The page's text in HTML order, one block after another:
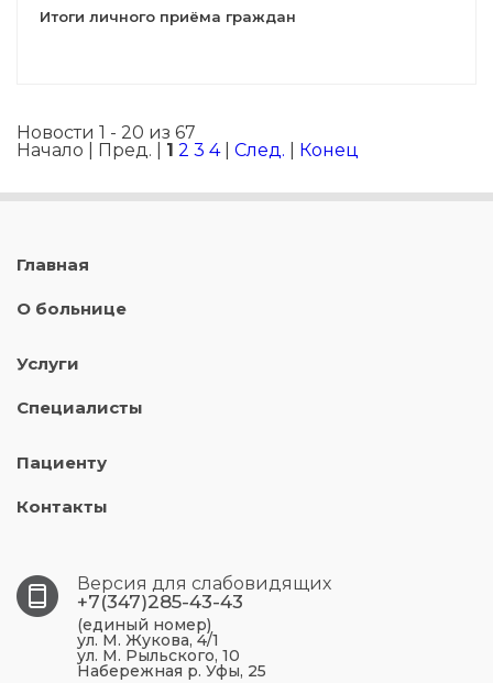
Итоги личного приёма граждан
Новости 1 - 20 из 67
Начало | Пред. | 1 2 3 4| След. Конец
Главная
О больнице
Услуги
Специалисты
Пациенту
Контакты
Версия для слабовидящих
+7(347)285-43-43
(единый номер)
ул. М. Жукова, 4/1
ул. М. Рыльского, 10
Набережная р. Уфы, 25